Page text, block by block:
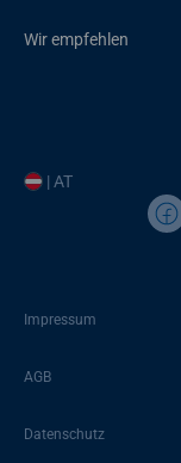
Wir empfehlen
| AT
Impressum
AGB
Datenschutz